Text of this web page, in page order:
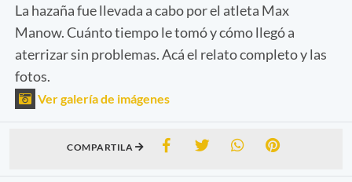
La hazaña fue llevada a cabo por el atleta Max
Manow. Cuánto tiempo le tomó y cómo llegó a
aterrizar sin problemas. Acá el relato completo y las
fotos.
Ver galería de imágenes
COMPARTILA